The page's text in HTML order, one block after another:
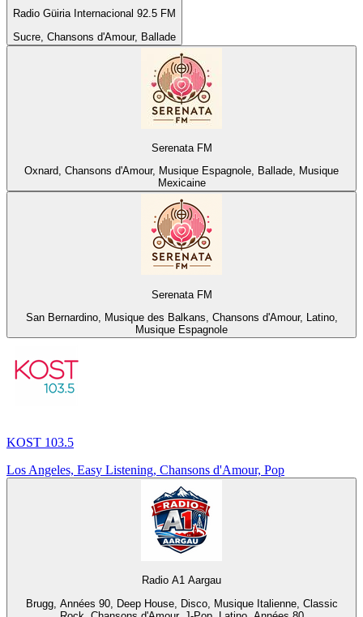
Radio Güiria Internacional 92.5 FM
Sucre, Chansons d'Amour, Ballade
Serenata FM
Oxnard, Chansons d'Amour, Musique Espagnole, Ballade, Musique
Mexicaine
Serenata FM
San Bernardino, Musique des Balkans, Chansons d'Amour, Latino,
Musique Espagnole
KOST 103.5
Los Angeles, Easy Listening, Chansons d'Amour, Pop
Radio A1 Aargau
Brugg, Années 90, Deep House, Disco, Musique Italienne, Classic